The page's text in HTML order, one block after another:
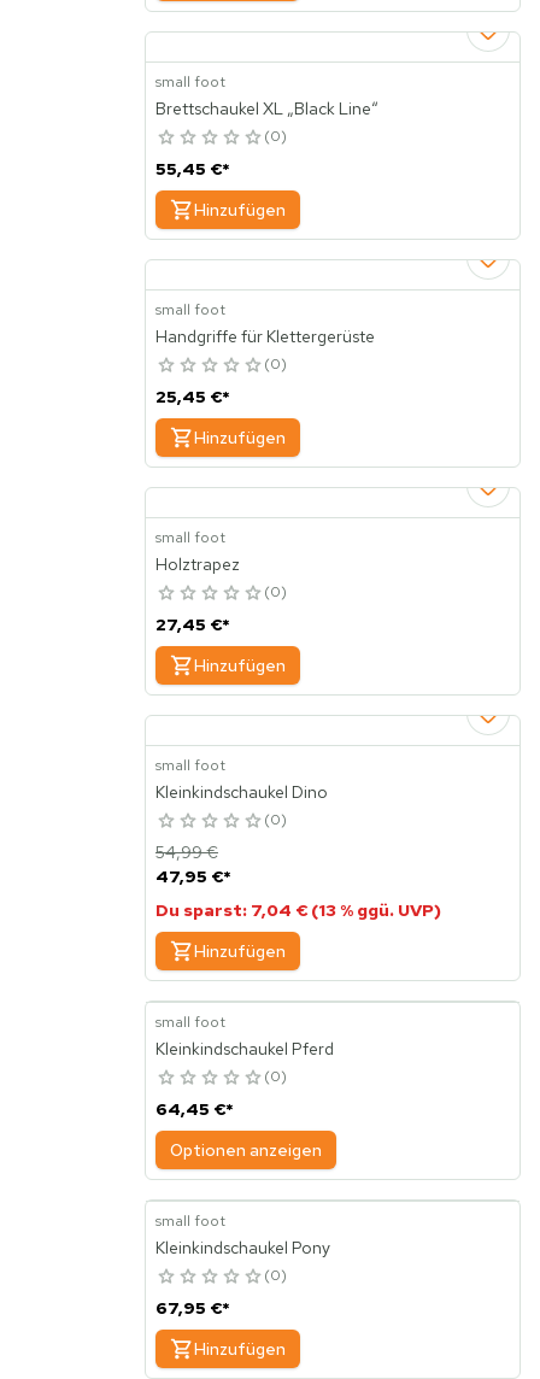
small foot
Brettschaukel XL „Black Line“
0
55,45 €*
Hinzufügen
small foot
Handgriffe für Klettergerüste
0
25,45 €*
Hinzufügen
small foot
Holztrapez
0
27,45 €*
Hinzufügen
small foot
Kleinkindschaukel Dino
0
47,95 €*
54,99 €
Du sparst: 7,04 € (13 % ggü. UVP)
Hinzufügen
small foot
Kleinkindschaukel Pferd
0
64,45 €*
Optionen anzeigen
small foot
Kleinkindschaukel Pony
0
67,95 €*
Hinzufügen